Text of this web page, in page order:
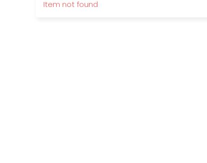
Item not found